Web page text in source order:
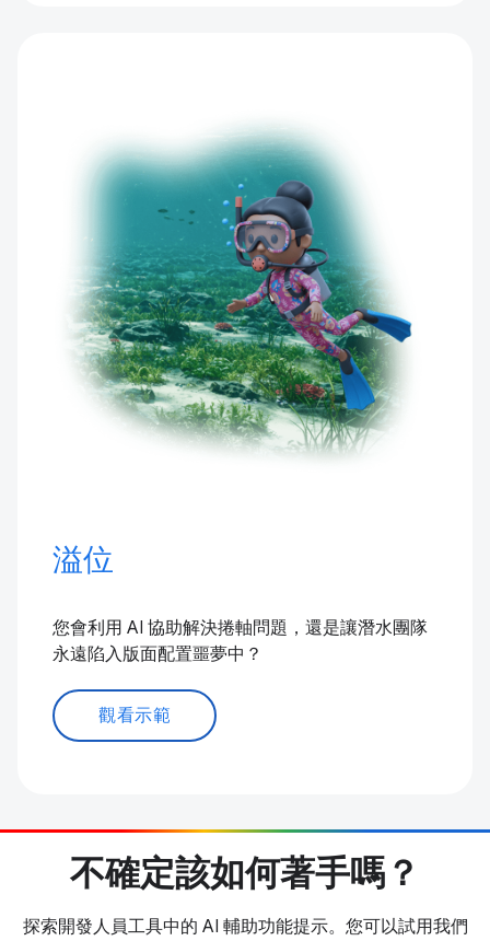
溢位
您會利用 AI 協助解決捲軸問題，還是讓潛水團隊
永遠陷入版面配置噩夢中？
觀看示範
不確定該如何著手嗎？
探索開發人員工具中的 AI 輔助功能提示。您可以試用我們